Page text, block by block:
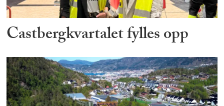
Castbergkvartalet fylles opp